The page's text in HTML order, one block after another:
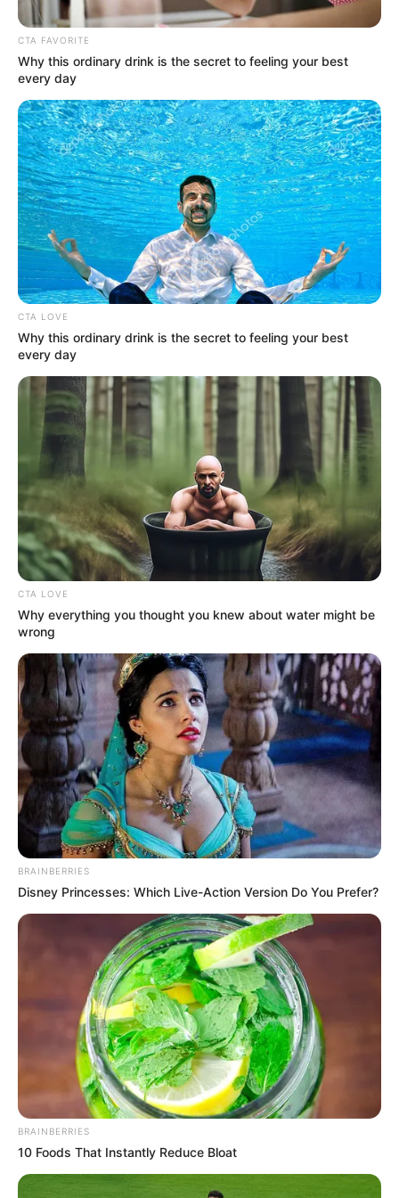
Foto @cordillerafestival
Festival Cordillera 2024.
Por:David Rincón
Septiembre 13, 2024
COMPARTIR
UNIRSE AL CANAL DE WHATSAPP
Este 14 y 15 de septiembre,el Parque Simón Bolívar de
Bogotá será el escenario de la tercera edición del
Festival Cordillera,uno de los eventos musicales más
esperados del año.
Con la participación de grandes artistas internacionales
comoJuan Luis Guerra, Miranda, Los Fabulosos
Cadillacs, Bersuit, Molotov y Hombres G,
festival abrirán a las 12:00 del mediodía y se aconseja a
los asistentes llegar en transporte público, ya que no
habrá estacionamientos oficiales.
Lea también:Festival Internacional de las Artes Vivas
cubre a Bogotá con más de 100 espectáculos
Los organizadores del festival han emitido una lista con
los objetos que se pueden y no se pueden ingresar al
CTA FAVORITE
Why this ordinary drink is the secret to feeling your best
every day
CTA LOVE
Why this ordinary drink is the secret to feeling your best
every day
CTA LOVE
Why everything you thought you knew about water might be
wrong
BRAINBERRIES
Disney Princesses: Which Live-Action Version Do You Prefer?
BRAINBERRIES
10 Foods That Instantly Reduce Bloat